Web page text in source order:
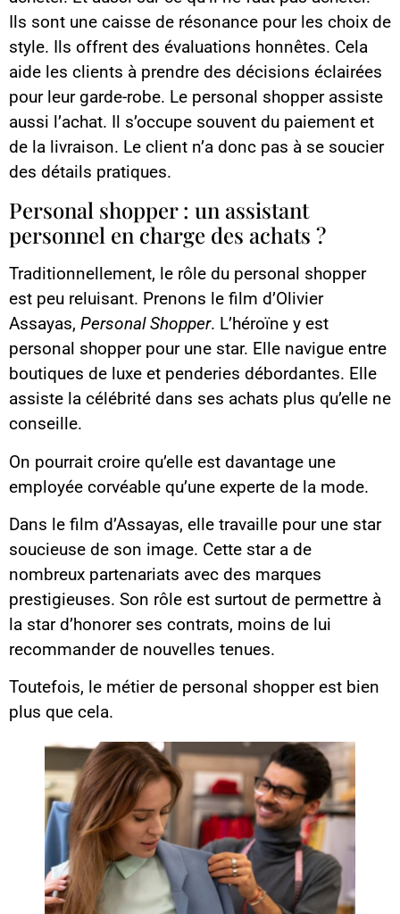
Ils sont une caisse de résonance pour les choix de
style. Ils offrent des évaluations honnêtes. Cela
aide les clients à prendre des décisions éclairées
pour leur garde-robe. Le personal shopper assiste
aussi l’achat. Il s’occupe souvent du paiement et
de la livraison. Le client n’a donc pas à se soucier
des détails pratiques.
Personal shopper : un assistant
personnel en charge des achats ?
Traditionnellement, le rôle du personal shopper
est peu reluisant. Prenons le film d’Olivier
Assayas, Personal Shopper. L’héroïne y est
personal shopper pour une star. Elle navigue entre
boutiques de luxe et penderies débordantes. Elle
assiste la célébrité dans ses achats plus qu’elle ne
conseille.
On pourrait croire qu’elle est davantage une
employée corvéable qu’une experte de la mode.
Dans le film d’Assayas, elle travaille pour une star
soucieuse de son image. Cette star a de
nombreux partenariats avec des marques
prestigieuses. Son rôle est surtout de permettre à
la star d’honorer ses contrats, moins de lui
recommander de nouvelles tenues.
Toutefois, le métier de personal shopper est bien
plus que cela.